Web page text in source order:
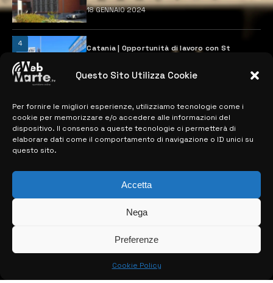
Questo Sito Utilizza Cookie
Per fornire le migliori esperienze, utilizziamo tecnologie come i
cookie per memorizzare e/o accedere alle informazioni del
dispositivo. Il consenso a queste tecnologie ci permetterà di
elaborare dati come il comportamento di navigazione o ID unici su
questo sito.
Accetta
Nega
Preferenze
Cookie Policy
18 GENNAIO 2024
4
Catania | Opportunità di lavoro con St
28 MARZO 2024
MAPPA DEL SITO
> NOTIZIE
> CONTATTI